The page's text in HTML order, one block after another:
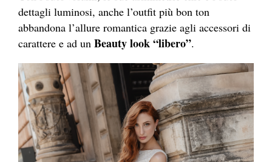
dettagli luminosi, anche l’outfit più bon ton
abbandona l’allure romantica grazie agli accessori di
carattere e ad un Beauty look “libero”.